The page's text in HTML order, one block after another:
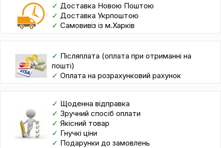
✓ Доставка Новою Поштою
✓ Доставка Укрпоштою
✓ Самовивіз із м.Харків
✓ Післяплата (оплата при отриманні на
пошті)
✓ Оплата на розрахунковий рахунок
✓ Щоденна відправка
✓ Зручний спосіб оплати
✓ Якісний товар
✓ Гнучкі ціни
✓ Подарунки до замовлень